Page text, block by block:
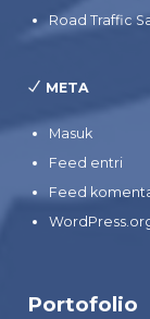
Road Traffic
META
Masuk
Feed entri
Feed
Portofolio